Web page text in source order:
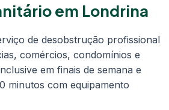
em Londrina
de desobstrução profissional
comércios, condomínios e
em finais de semana e
minutos com equipamento